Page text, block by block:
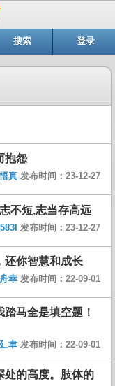
搜索 登录
抱怨
悟真 发布时间：23-12-27
不短,志当存高远
发布时间：23-12-27
还你智慧和成长
幸 发布时间：22-09-01
马全是填空题！
聿 发布时间：22-09-01
处的高度。肢体的